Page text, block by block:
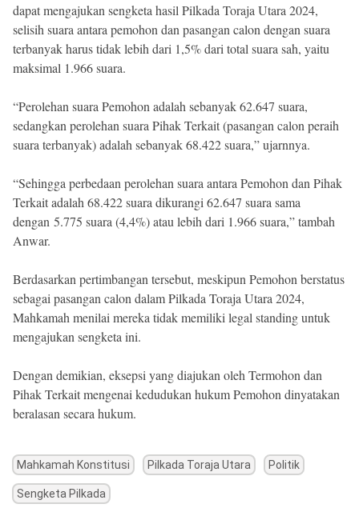
dapat mengajukan sengketa hasil Pilkada Toraja Utara 2024,
selisih suara antara pemohon dan pasangan calon dengan suara
terbanyak harus tidak lebih dari 1,5% dari total suara sah, yaitu
maksimal 1.966 suara.
“Perolehan suara Pemohon adalah sebanyak 62.647 suara,
sedangkan perolehan suara Pihak Terkait (pasangan calon peraih
suara terbanyak) adalah sebanyak 68.422 suara,” ujarnnya.
“Sehingga perbedaan perolehan suara antara Pemohon dan Pihak
Terkait adalah 68.422 suara dikurangi 62.647 suara sama
dengan 5.775 suara (4,4%) atau lebih dari 1.966 suara,” tambah
Anwar.
Berdasarkan pertimbangan tersebut, meskipun Pemohon berstatus
sebagai pasangan calon dalam Pilkada Toraja Utara 2024,
Mahkamah menilai mereka tidak memiliki legal standing untuk
mengajukan sengketa ini.
Dengan demikian, eksepsi yang diajukan oleh Termohon dan
Pihak Terkait mengenai kedudukan hukum Pemohon dinyatakan
beralasan secara hukum.
Mahkamah Konstitusi Pilkada Toraja Utara Politik
Sengketa Pilkada